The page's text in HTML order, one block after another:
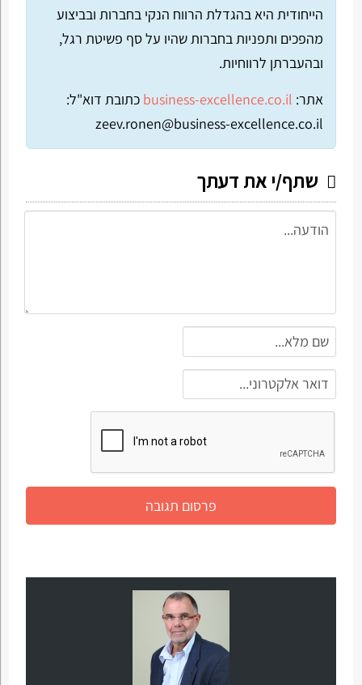
הייחודית היא בהגדלת הרווח הנקי בחברות ובביצוע
מהפכים ותפניות בחברות שהיו על סף פשיטת רגל,
ובהעברתן לרווחיות.
אתר: business-excellence.co.il כתובת דוא"ל:
zeev.ronen@business-excellence.co.il
שתף/י את דעתך